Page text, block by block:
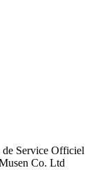
de Service Officiel
Co. Ltd